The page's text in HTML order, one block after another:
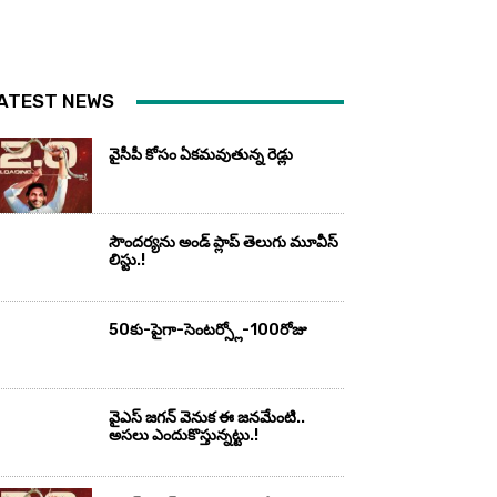
NEWS
వైసీపీ కోసం ఏక‌మ‌వుతున్న రెడ్లు
సౌందర్యను అండ్‌ ప్లాప్‌ తెలుగు మూవీస్‌
లిస్టు.!
50కు-పైగా-సెంటర్స్లో-100రోజు
వైఎస్‌ జగన్‌ వెనుక ఈ జనమేంటి..
అసలు ఎందుకొస్తున్నట్టు.!